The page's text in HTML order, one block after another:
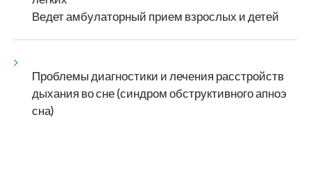
Ведет амбулаторный прием взрослых и детей
Проблемы диагностики и лечения расстройств
дыхания во сне (синдром обструктивного апноэ
сна)